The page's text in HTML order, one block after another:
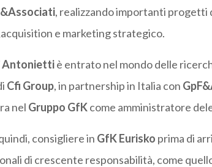
, realizzando importanti progetti
e marketing strategico.
Antoniettiè entrato nel mondo delle
Cfi Group, in partnership in Italia con
nel Gruppo GfKcome amministratore
consigliere in GfK Eurisko prima di
di crescente responsabilità, come